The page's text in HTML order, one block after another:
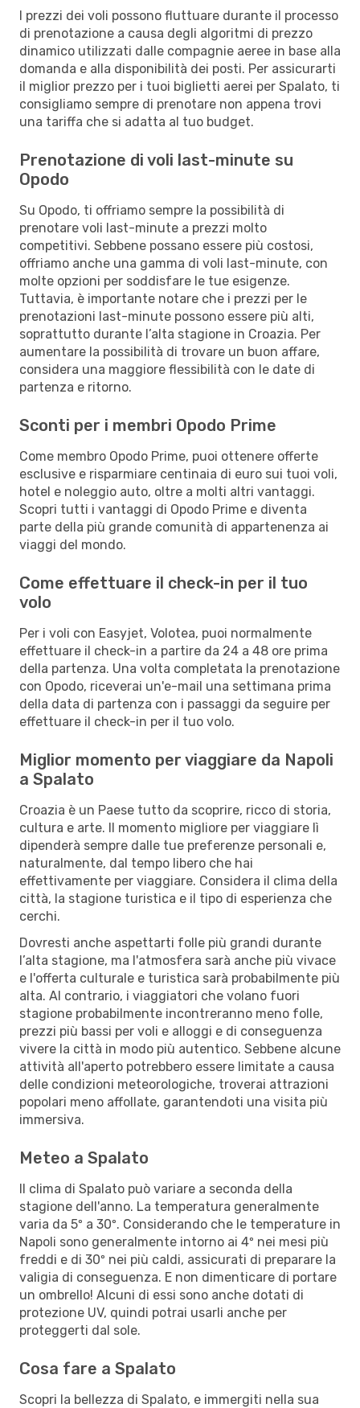
I prezzi dei voli possono fluttuare durante il processo
di prenotazione a causa degli algoritmi di prezzo
dinamico utilizzati dalle compagnie aeree in base alla
domanda e alla disponibilità dei posti. Per assicurarti
il miglior prezzo per i tuoi biglietti aerei per Spalato, ti
consigliamo sempre di prenotare non appena trovi
una tariffa che si adatta al tuo budget.
Prenotazione di voli last-minute su
Opodo
Su Opodo, ti offriamo sempre la possibilità di
prenotare voli last-minute a prezzi molto
competitivi. Sebbene possano essere più costosi,
offriamo anche una gamma di voli last-minute, con
molte opzioni per soddisfare le tue esigenze.
Tuttavia, è importante notare che i prezzi per le
prenotazioni last-minute possono essere più alti,
soprattutto durante l’alta stagione in Croazia. Per
aumentare la possibilità di trovare un buon affare,
considera una maggiore flessibilità con le date di
partenza e ritorno.
Sconti per i membri Opodo Prime
Come membro Opodo Prime, puoi ottenere offerte
esclusive e risparmiare centinaia di euro sui tuoi voli,
hotel e noleggio auto, oltre a molti altri vantaggi.
Scopri tutti i vantaggi di Opodo Prime e diventa
parte della più grande comunità di appartenenza ai
viaggi del mondo.
Come effettuare il check-in per il tuo
volo
Per i voli con Easyjet, Volotea, puoi normalmente
effettuare il check-in a partire da 24 a 48 ore prima
della partenza. Una volta completata la prenotazione
con Opodo, riceverai un'e-mail una settimana prima
della data di partenza con i passaggi da seguire per
effettuare il check-in per il tuo volo.
Miglior momento per viaggiare da Napoli
a Spalato
Croazia è un Paese tutto da scoprire, ricco di storia,
cultura e arte. Il momento migliore per viaggiare lì
dipenderà sempre dalle tue preferenze personali e,
naturalmente, dal tempo libero che hai
effettivamente per viaggiare. Considera il clima della
città, la stagione turistica e il tipo di esperienza che
cerchi.
Dovresti anche aspettarti folle più grandi durante
l’alta stagione, ma l'atmosfera sarà anche più vivace
e l'offerta culturale e turistica sarà probabilmente più
alta. Al contrario, i viaggiatori che volano fuori
stagione probabilmente incontreranno meno folle,
prezzi più bassi per voli e alloggi e di conseguenza
vivere la città in modo più autentico. Sebbene alcune
attività all'aperto potrebbero essere limitate a causa
delle condizioni meteorologiche, troverai attrazioni
popolari meno affollate, garantendoti una visita più
immersiva.
Meteo a Spalato
Il clima di Spalato può variare a seconda della
stagione dell'anno. La temperatura generalmente
varia da 5º a 30º. Considerando che le temperature in
Napoli sono generalmente intorno ai 4º nei mesi più
freddi e di 30º nei più caldi, assicurati di preparare la
valigia di conseguenza. E non dimenticare di portare
un ombrello! Alcuni di essi sono anche dotati di
protezione UV, quindi potrai usarli anche per
proteggerti dal sole.
Cosa fare a Spalato
Scopri la bellezza di Spalato, e immergiti nella sua